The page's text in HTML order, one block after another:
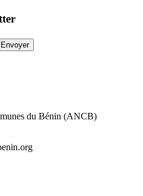
du Bénin (ANCB)